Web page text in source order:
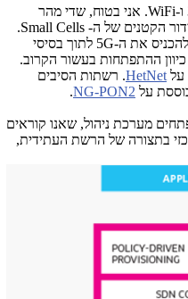
כרגע הביקוש בשוק הוא לשלב 3G ,4G ו-WiFi. אני בטוח, שדי מהר
תדעך הדרישה לשילוב 3G בבסיסי השידור הקטנים של ה- Small Cells.
במקביל, לקראת 2020, תגבר הדרישה להכניס את ה-5G לתוך בסיסי
ההתפתחות בעשור הקרוב.
על HetNet. רשתות הסיבים
על NG-PON2
.
מערכת ניהול, שאנו קוראים
בתצורה של הרשת העתידית,